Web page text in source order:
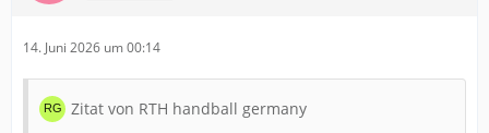
14. Juni 2026 um 00:14
Zitat von RTH handball germany